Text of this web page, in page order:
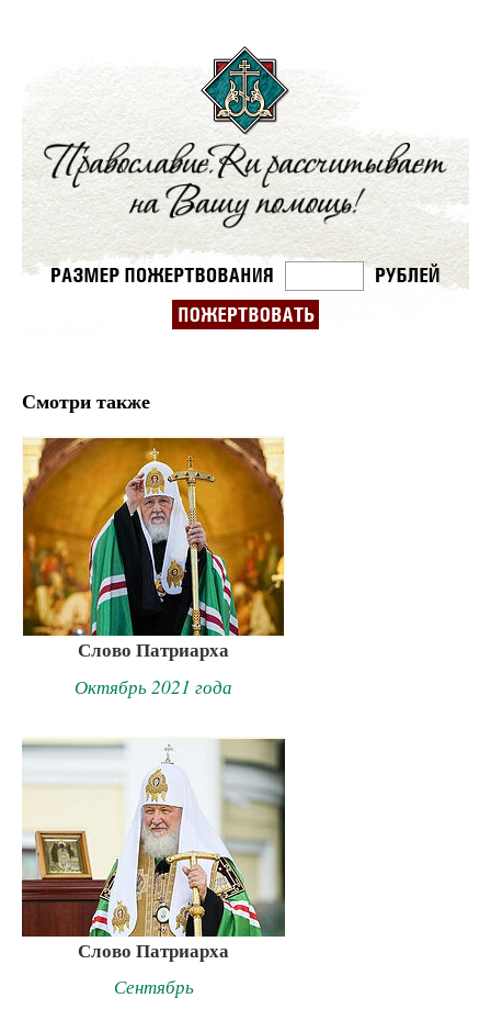
Смотри также
Слово Патриарха
Октябрь 2021 года
Слово Патриарха
Сентябрь